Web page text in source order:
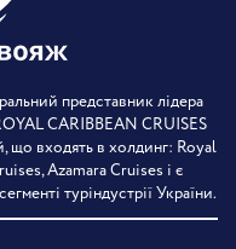
представник лідера
CARIBBEAN CRUISES
що входять в холдинг: Royal
Azamara Cruises і є
туріндустрії України.